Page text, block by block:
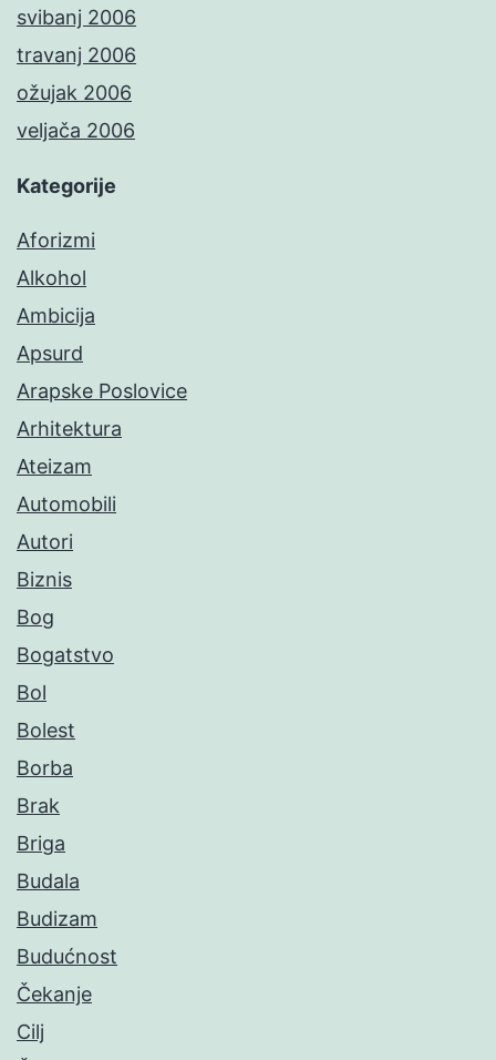
svibanj 2006
travanj 2006
ožujak 2006
veljača 2006
Kategorije
Aforizmi
Alkohol
Ambicija
Apsurd
Arapske Poslovice
Arhitektura
Ateizam
Automobili
Autori
Biznis
Bog
Bogatstvo
Bol
Bolest
Borba
Brak
Briga
Budala
Budizam
Budućnost
Čekanje
Cilj